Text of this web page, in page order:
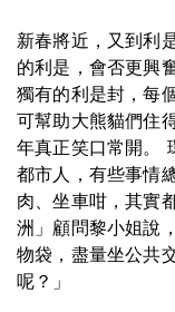
新春將近，又到利
的利是，會否更興
獨有的利是封，每
可幫助大熊貓們住
年真正笑口常開。
都市人，有些事情
肉、坐車咁，其實
洲」顧問黎小姐說
物袋，盡量坐公共
呢？」